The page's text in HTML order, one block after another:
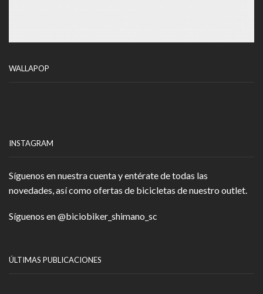
WALLAPOP
INSTAGRAM
Síguenos en nuestra cuenta y entérate de todas las
novedades, así como ofertas de bicicletas de nuestro outlet.
Síguenos en@biciobiker_shimano_sc
ÚLTIMAS PUBLICACIONES